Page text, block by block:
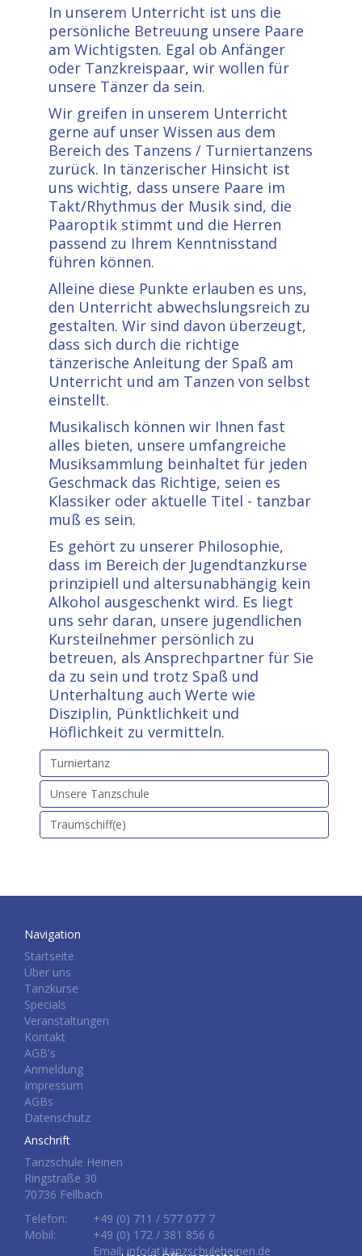
In unserem Unterricht ist uns die
persönliche Betreuung unsere Paare
am Wichtigsten. Egal ob Anfänger
oder Tanzkreispaar, wir wollen für
unsere Tänzer da sein.
Wir greifen in unserem Unterricht
gerne auf unser Wissen aus dem
Bereich des Tanzens / Turniertanzens
zurück. In tänzerischer Hinsicht ist
uns wichtig, dass unsere Paare im
Takt/Rhythmus der Musik sind, die
Paaroptik stimmt und die Herren
passend zu Ihrem Kenntnisstand
führen können.
Alleine diese Punkte erlauben es uns,
den Unterricht abwechslungsreich zu
gestalten. Wir sind davon überzeugt,
dass sich durch die richtige
tänzerische Anleitung der Spaß am
Unterricht und am Tanzen von selbst
einstellt.
Musikalisch können wir Ihnen fast
alles bieten, unsere umfangreiche
Musiksammlung beinhaltet für jeden
Geschmack das Richtige, seien es
Klassiker oder aktuelle Titel - tanzbar
muß es sein.
Es gehört zu unserer Philosophie,
dass im Bereich der Jugendtanzkurse
prinzipiell und altersunabhängig kein
Alkohol ausgeschenkt wird. Es liegt
uns sehr daran, unsere jugendlichen
Kursteilnehmer persönlich zu
betreuen, als Ansprechpartner für Sie
da zu sein und trotz Spaß und
Unterhaltung auch Werte wie
Disziplin, Pünktlichkeit und
Höflichkeit zu vermitteln.
Turniertanz
Unsere Tanzschule
Traumschiff(e)
Navigation
Startseite
Über uns
Tanzkurse
Specials
Veranstaltungen
Kontakt
AGB's
Anmeldung
Impressum
AGBs
Datenschutz
Anschrift
Tanzschule Heinen
Ringstraße 30
70736 Fellbach
Telefon:
+49 (0) 711 / 577 077 7
Mobil:
+49 (0) 172 / 381 856 6
Email: info(at)tanzschuleheinen.de